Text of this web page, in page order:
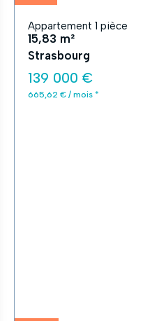
Appartement 1 pièce
15,83 m²
Strasbourg
139 000 €
665,62 € / mois *